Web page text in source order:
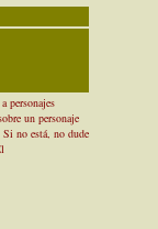
personajes
un personaje
no está, no dude